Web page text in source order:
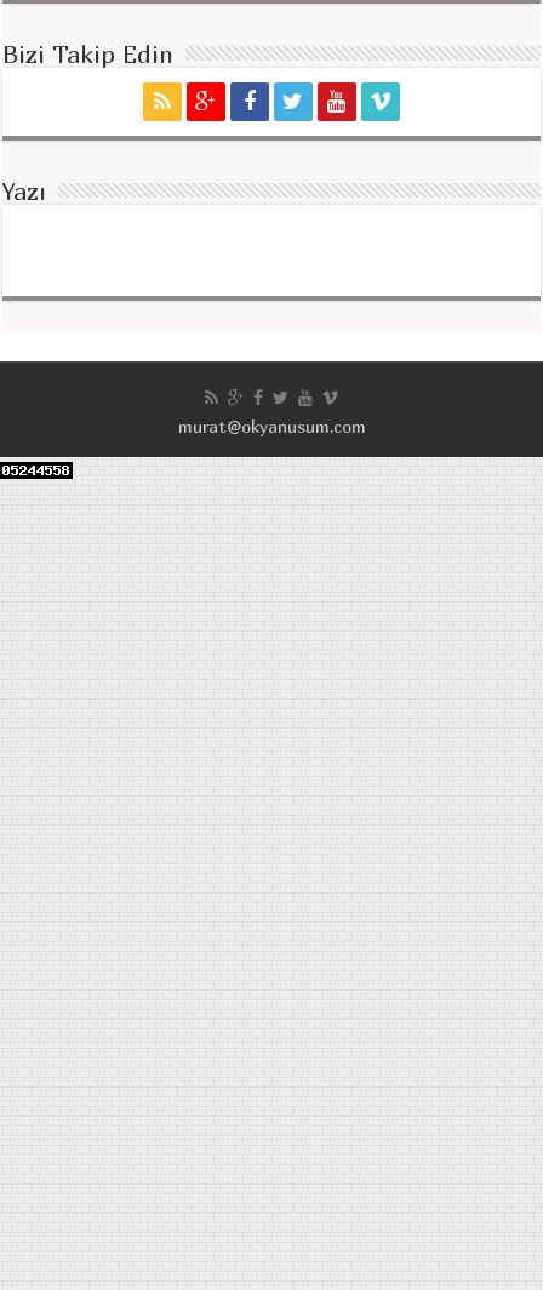
Bizi Takip Edin
Yazı
murat@okyanusum.com